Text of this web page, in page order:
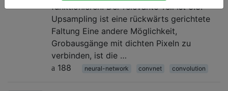
funktionieren. Der relevante Teil ist 3.3.
Upsampling ist eine rückwärts gerichtete
Faltung Eine andere Möglichkeit,
Grobausgänge mit dichten Pixeln zu
verbinden, ist die …
188
neural-network convnet convolution